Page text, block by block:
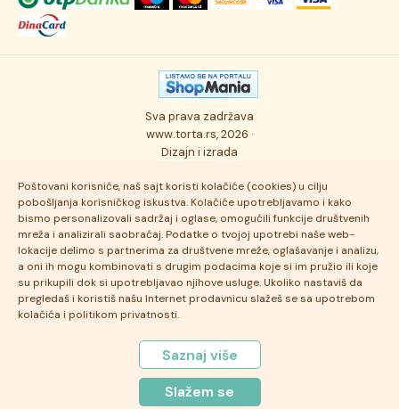
Poštovani korisniče, naš sajt koristi kolačiće (cookies) u cilju
pobošljanja korisničkog iskustva. Kolačiće upotrebljavamo i kako
bismo personalizovali sadržaj i oglase, omogućili funkcije društvenih
mreža i analizirali saobraćaj. Podatke o tvojoj upotrebi naše web-
lokacije delimo s partnerima za društvene mreže, oglašavanje i analizu,
a oni ih mogu kombinovati s drugim podacima koje si im pružio ili koje
su prikupili dok si upotrebljavao njihove usluge. Ukoliko nastaviš da
pregledaš i koristiš našu Internet prodavnicu slažeš se sa upotrebom
kolačića i politikom privatnosti.
Saznaj više
Slažem se
Torta klasici
Osmisli tortu
Ukusi torti
Dostava robe
Autorska prava
Politika privatnosti
Najčešće postavljana pitanja
Novosti
Posao
Kontakt
Sva prava zadržava
www.torta.rs, 2026 ·
Dizajn i izrada